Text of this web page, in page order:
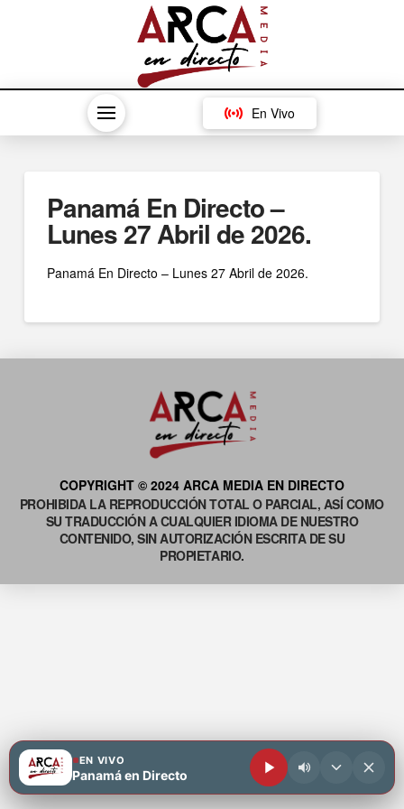
En Vivo
Panamá En Directo –
Lunes 27 Abril de 2026.
Panamá En Directo – Lunes 27 Abril de 2026.
COPYRIGHT © 2024 ARCA MEDIA EN DIRECTO
PROHIBIDA LA REPRODUCCIÓN TOTAL O PARCIAL, ASÍ COMO
SU TRADUCCIÓN A CUALQUIER IDIOMA DE NUESTRO
CONTENIDO, SIN AUTORIZACIÓN ESCRITA DE SU
PROPIETARIO.
EN VIVO
Panamá en Directo